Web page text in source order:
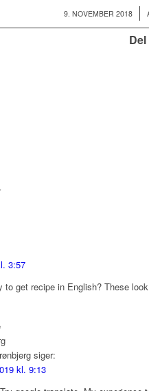
9. NOVEMBER 2018
/
3:57
to get recipe in English? These
siger:
kl. 9:13